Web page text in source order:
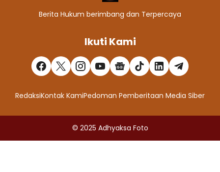
Berita Hukum berimbang dan Terpercaya
Ikuti Kami
RedaksiKontak KamiPedoman Pemberitaan Media Siber
© 2025 Adhyaksa Foto